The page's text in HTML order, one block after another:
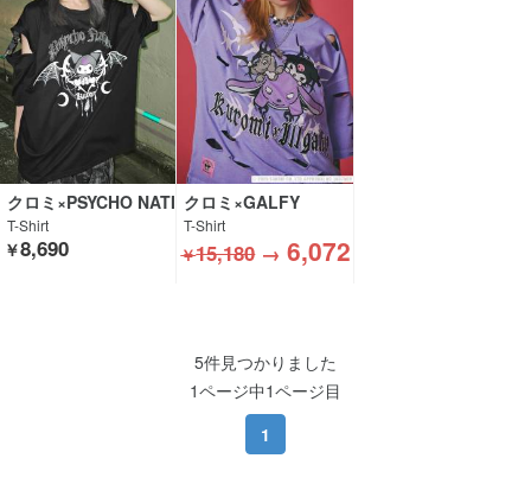
クロミ×PSYCHO NATI
ON
T-Shirt
￥8,690
クロミ×GALFY
T-Shirt
￥15,180→6,072
5件見つかりました
1ページ中1ページ目
1